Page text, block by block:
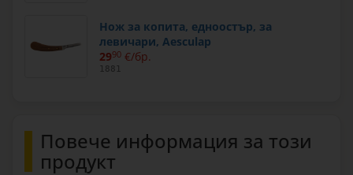
Нож за копита, едноостър, за
левичари, Aesculap
2990 €/бр.
1881
Повече информация за този
продукт